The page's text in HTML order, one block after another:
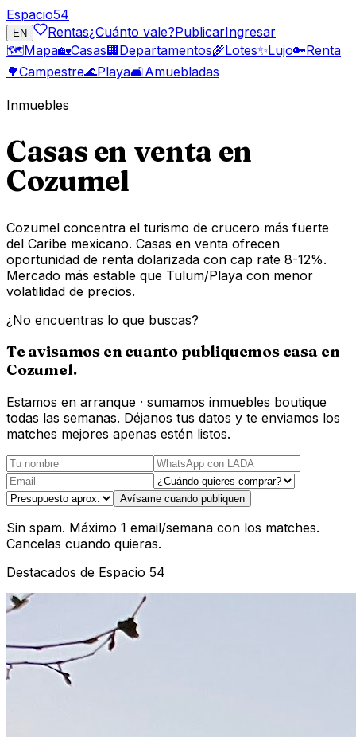
Espacio54
EN Rentas¿Cuánto vale?PublicarIngresar
🗺️Mapa🏡Casas 🏢 Departamentos🌾Lotes✨Lujo🔑Renta
🌳Campestre🌊Playa🛋️Amuebladas
Inmuebles
Casas en venta en
Cozumel
Cozumel concentra el turismo de crucero más fuerte
del Caribe mexicano. Casas en venta ofrecen
oportunidad de renta dolarizada con cap rate 8-12%.
Mercado más estable que Tulum/Playa con menor
volatilidad de precios.
¿No encuentras lo que buscas?
Te avisamos en cuanto publiquemos casaen
Cozumel.
Estamos en arranque · sumamos inmuebles boutique
todas las semanas. Déjanos tus datos y te enviamos los
matches mejores apenas estén listos.
Avísame cuando publiquen
Sin spam. Máximo 1 email/semana con los matches.
Cancelas cuando quieras.
Destacados de Espacio 54